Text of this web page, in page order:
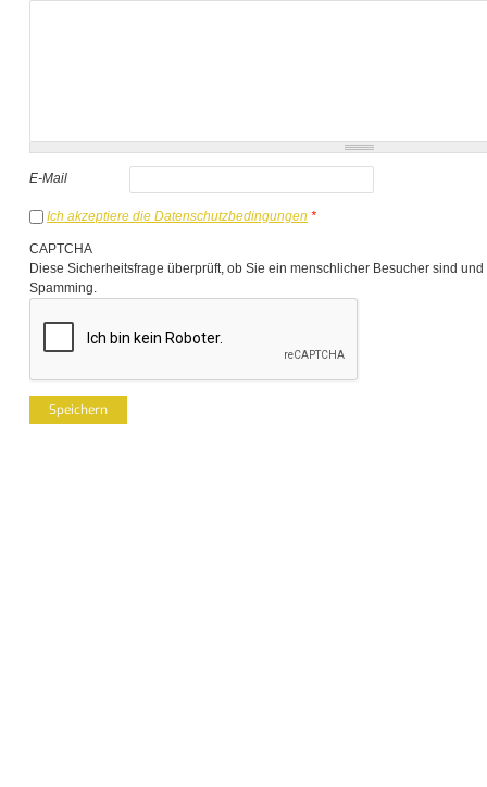
E-Mail
Ich akzeptiere die Datenschutzbedingungen *
CAPTCHA
Diese Sicherheitsfrage überprüft, ob Sie ein menschlicher Besucher sind
Spamming.